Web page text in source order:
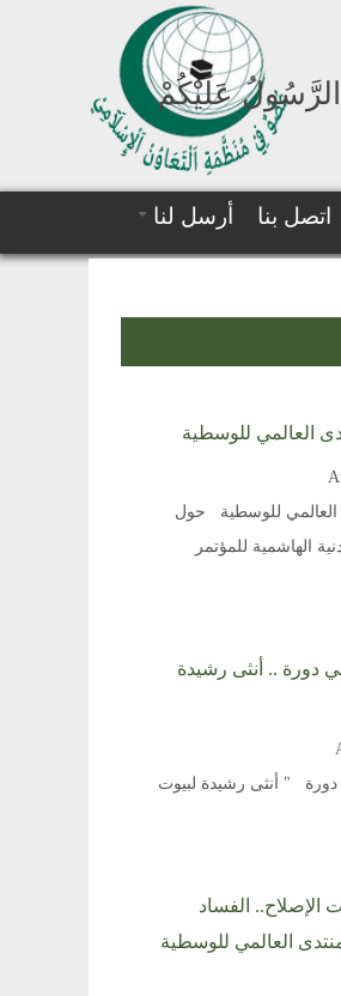
عَلَيْكُمْ
اتصل بنا
أرسل لنا
العالمي للوسطية
العالمي للوسطية حول
الهاشمية للمؤتمر
دورة .. أنثى رشيدة
" أنثى رشيدة لبيوت
الإصلاح.. الفساد
العالمي للوسطية